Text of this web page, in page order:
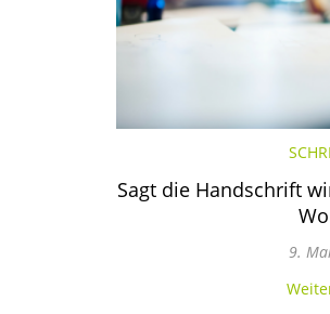
Sagt die Handschrift
9.